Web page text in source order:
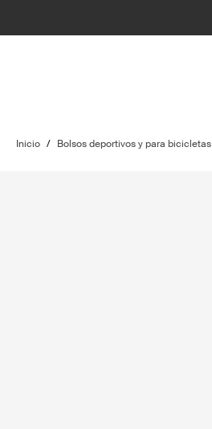
Inicio / Bolsos deportivos y para bicicletas